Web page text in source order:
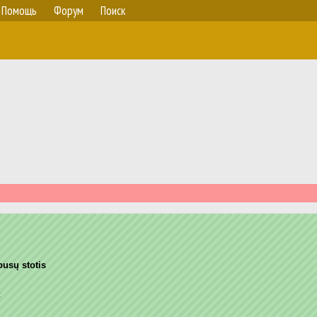
Помощь Форум Поиск
stotis